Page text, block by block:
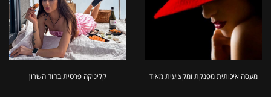
קליניקה פרטית בהוד השרון מעסה איכותית מפנקת ומקצועית מאוד